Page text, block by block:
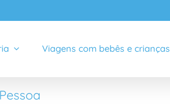
Viagens com bebês e crianças